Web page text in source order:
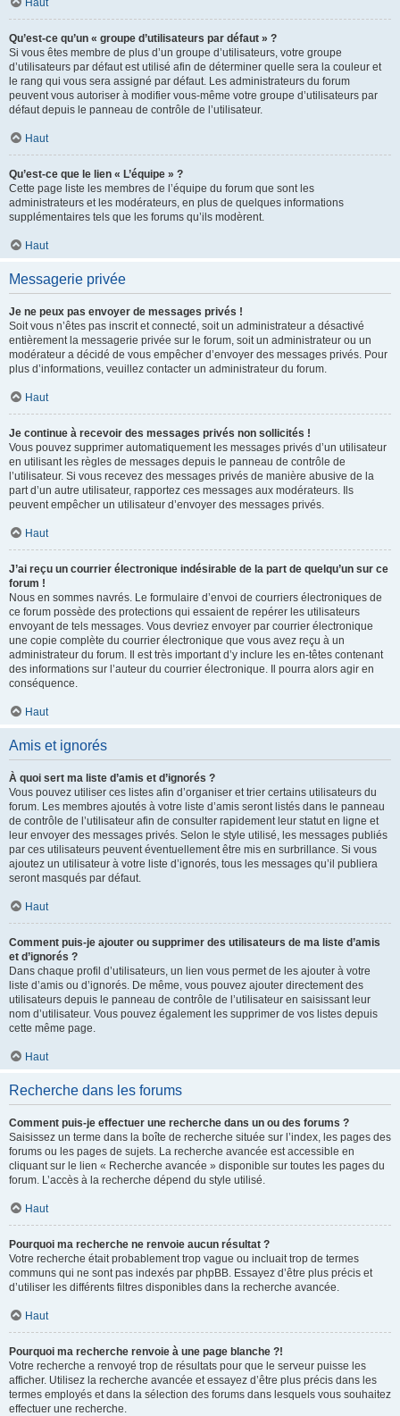
Haut
Qu’est-ce qu’un « groupe d’utilisateurs par défaut » ?
Si vous êtes membre de plus d’un groupe d’utilisateurs, votre groupe
d’utilisateurs par défaut est utilisé afin de déterminer quelle sera la couleur et
le rang qui vous sera assigné par défaut. Les administrateurs du forum
peuvent vous autoriser à modifier vous-même votre groupe d’utilisateurs par
défaut depuis le panneau de contrôle de l’utilisateur.
Haut
Qu’est-ce que le lien « L’équipe » ?
Cette page liste les membres de l’équipe du forum que sont les
administrateurs et les modérateurs, en plus de quelques informations
supplémentaires tels que les forums qu’ils modèrent.
Haut
Messagerie privée
Je ne peux pas envoyer de messages privés !
Soit vous n’êtes pas inscrit et connecté, soit un administrateur a désactivé
entièrement la messagerie privée sur le forum, soit un administrateur ou un
modérateur a décidé de vous empêcher d’envoyer des messages privés. Pour
plus d’informations, veuillez contacter un administrateur du forum.
Haut
Je continue à recevoir des messages privés non sollicités !
Vous pouvez supprimer automatiquement les messages privés d’un utilisateur
en utilisant les règles de messages depuis le panneau de contrôle de
l’utilisateur. Si vous recevez des messages privés de manière abusive de la
part d’un autre utilisateur, rapportez ces messages aux modérateurs. Ils
peuvent empêcher un utilisateur d’envoyer des messages privés.
Haut
J’ai reçu un courrier électronique indésirable de la part de quelqu’un sur ce
forum !
Nous en sommes navrés. Le formulaire d’envoi de courriers électroniques de
ce forum possède des protections qui essaient de repérer les utilisateurs
envoyant de tels messages. Vous devriez envoyer par courrier électronique
une copie complète du courrier électronique que vous avez reçu à un
administrateur du forum. Il est très important d’y inclure les en-têtes contenant
des informations sur l’auteur du courrier électronique. Il pourra alors agir en
conséquence.
Haut
Amis et ignorés
À quoi sert ma liste d’amis et d’ignorés ?
Vous pouvez utiliser ces listes afin d’organiser et trier certains utilisateurs du
forum. Les membres ajoutés à votre liste d’amis seront listés dans le panneau
de contrôle de l’utilisateur afin de consulter rapidement leur statut en ligne et
leur envoyer des messages privés. Selon le style utilisé, les messages publiés
par ces utilisateurs peuvent éventuellement être mis en surbrillance. Si vous
ajoutez un utilisateur à votre liste d’ignorés, tous les messages qu’il publiera
seront masqués par défaut.
Haut
Comment puis-je ajouter ou supprimer des utilisateurs de ma liste d’amis
et d’ignorés ?
Dans chaque profil d’utilisateurs, un lien vous permet de les ajouter à votre
liste d’amis ou d’ignorés. De même, vous pouvez ajouter directement des
utilisateurs depuis le panneau de contrôle de l’utilisateur en saisissant leur
nom d’utilisateur. Vous pouvez également les supprimer de vos listes depuis
cette même page.
Haut
Recherche dans les forums
Comment puis-je effectuer une recherche dans un ou des forums ?
Saisissez un terme dans la boîte de recherche située sur l’index, les pages des
forums ou les pages de sujets. La recherche avancée est accessible en
cliquant sur le lien « Recherche avancée » disponible sur toutes les pages du
forum. L’accès à la recherche dépend du style utilisé.
Haut
Pourquoi ma recherche ne renvoie aucun résultat ?
Votre recherche était probablement trop vague ou incluait trop de termes
communs qui ne sont pas indexés par phpBB. Essayez d’être plus précis et
d’utiliser les différents filtres disponibles dans la recherche avancée.
Haut
Pourquoi ma recherche renvoie à une page blanche ?!
Votre recherche a renvoyé trop de résultats pour que le serveur puisse les
afficher. Utilisez la recherche avancée et essayez d’être plus précis dans les
termes employés et dans la sélection des forums dans lesquels vous souhaitez
effectuer une recherche.